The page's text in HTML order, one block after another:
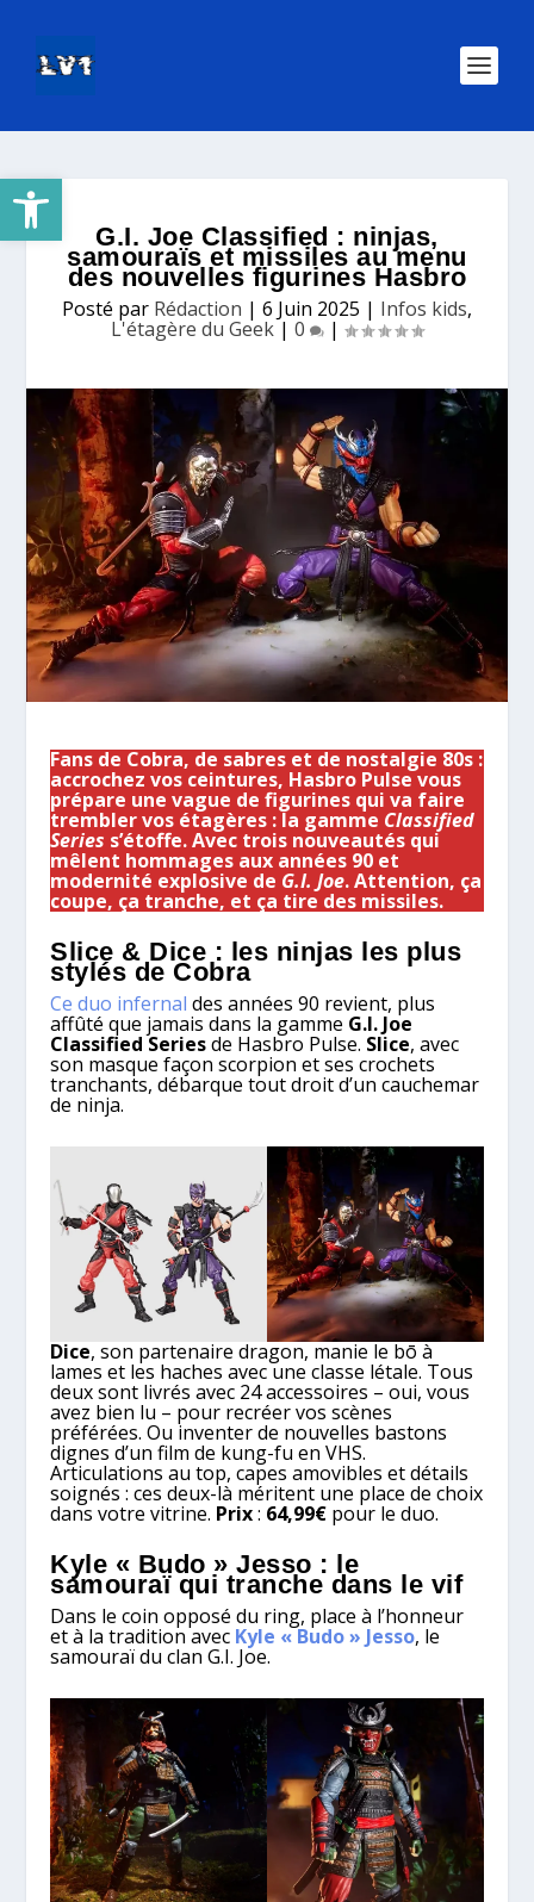
Ouvrir la barre d’outils
G.I. Joe Classified : ninjas,
samouraïs et missiles au menu
des nouvelles figurines Hasbro
Posté par Rédaction | 6 Juin 2025 | Infos kids,
L'étagère du Geek| 0 |
Fans de Cobra, de sabres et de nostalgie 80s :
accrochez vos ceintures, Hasbro Pulse vous
prépare une vague de figurines qui va faire
trembler vos étagères : la gamme Classified
Series s’étoffe. Avec trois nouveautés qui
mêlent hommages aux années 90 et
modernité explosive de G.I. Joe. Attention, ça
coupe, ça tranche, et ça tire des missiles.
Slice & Dice : les ninjas les plus
stylés de Cobra
Ce duo infernal des années 90 revient, plus
affûté que jamais dans la gamme G.I. Joe
Classified Seriesde Hasbro Pulse. Slice, avec
son masque façon scorpion et ses crochets
tranchants, débarque tout droit d’un cauchemar
de ninja.
Dice, son partenaire dragon, manie le bō à
lames et les haches avec une classe létale. Tous
deux sont livrés avec 24 accessoires – oui, vous
avez bien lu – pour recréer vos scènes
préférées. Ou inventer de nouvelles bastons
dignes d’un film de kung-fu en VHS.
Articulations au top, capes amovibles et détails
soignés : ces deux-là méritent une place de choix
dans votre vitrine. Prix: 64,99€ pour le duo.
Kyle « Budo » Jesso : le
samouraï qui tranche dans le vif
Dans le coin opposé du ring, place à l’honneur
et à la tradition avec Kyle « Budo » Jesso, le
samouraï du clan G.I. Joe.